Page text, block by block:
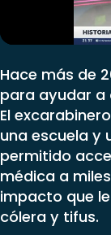
Hace más de
para ayudar a
El
una escuela y
permitido
médica a
impacto que
cólera y tifus.
Sabingo
Todos